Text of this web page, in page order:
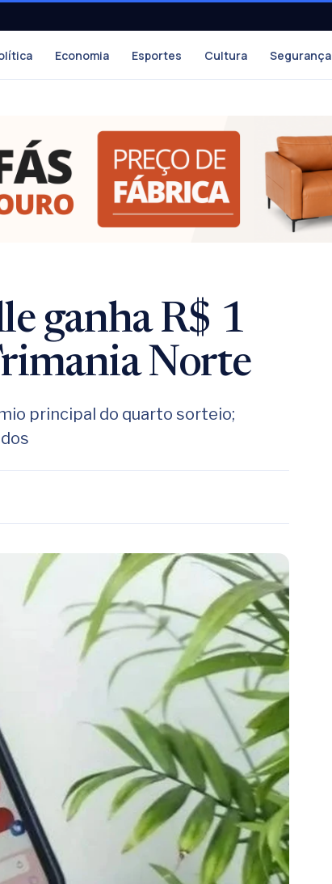
Economia Esportes Cultura Segurança
ganha R$ 1
Norte
principal do quarto sorteio;